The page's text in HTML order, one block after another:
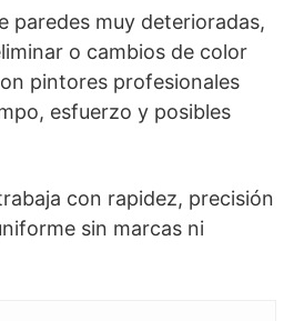
paredes muy deterioradas,
o cambios de color
pintores profesionales
esfuerzo y posibles
con rapidez, precisión
sin marcas ni